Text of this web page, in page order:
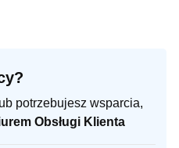
potrzebujesz wsparcia,
Obsługi Klienta